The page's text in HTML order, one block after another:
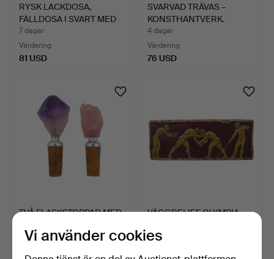
RYSK LACKDOSA,
FÄLLDOSA I SVART MED
BLOMDE…
7 dagar
Värdering
81 USD
SVARVAD TRÄVAS –
KONSTHANTVERK.
4 dagar
Värdering
76 USD
TVÅ FLASKSTOPPAR MED
ROSENKVAR…
6 dagar
VÄGGRELIEF OLYMPIA-
6 dagar
Vi använder cookies